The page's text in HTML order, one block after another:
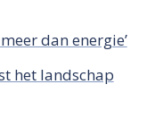
dan energie’
het landschap